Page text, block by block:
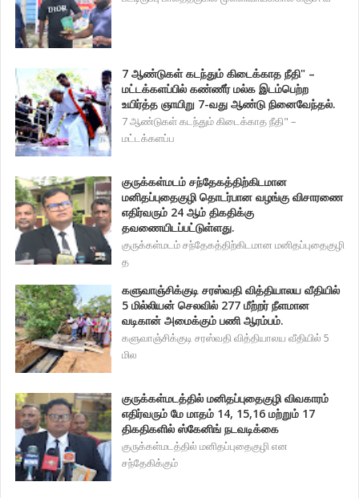
7 ஆண்டுகள் கடந்தும் கிடைக்காத நீதி" –
மட்டக்களப்பில் கண்ணீர் மல்க இடம்பெற்ற
உயிர்த்த ஞாயிறு 7-வது ஆண்டு நினைவேந்தல்.
7 ஆண்டுகள் கடந்தும் கிடைக்காத நீதி" –
மட்டக்களப்ப
குருக்கள்மடம் சந்தேகத்திற்கிடமான
மனிதப்புதைகுழி தொடர்பான வழங்கு விசாரணை
எதிர்வரும் 24 ஆம் திகதிக்கு
தவணையிடப்பட்டுள்ளது.
குருக்கள்மடம் சந்தேகத்திற்கிடமான மனிதப்புதைகுழி
த
களுவாஞ்சிக்குடி சரஸ்வதி வித்தியாலய வீதியில்
5 மில்லியன் செலவில் 277 மீற்றர் நீளமான
வடிகான் அமைக்கும் பணி ஆரம்பம்.
களுவாஞ்சிக்குடி சரஸ்வதி வித்தியாலய வீதியில் 5
மில
குருக்கள்மடத்தில் மனிதப்புதைகுழி விவகாரம்
எதிர்வரும் மே மாதம் 14, 15,16 மற்றும் 17
திகதிகளில் ஸ்கேனிங் நடவடிக்கை
குருக்கள்மடத்தில் மனிதப்புதைகுழி என
சந்தேகிக்கும்